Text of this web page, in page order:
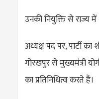
उनकी नियुक्ति से
अध्यक्ष पद पर, पार्टी का
गोरखपुर से मुख्यमंत्री
का प्रतिनिधित्व करते हैं।